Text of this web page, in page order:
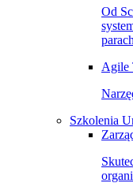
Od
parach
Agile
Szkolenia